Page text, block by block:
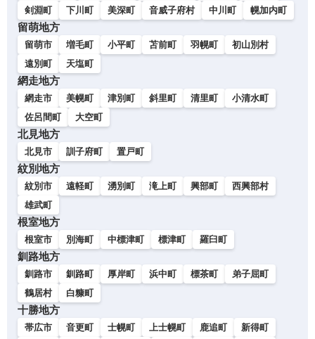
剣淵町
下川町 美深町 音威子府村 中川町 幌加内町
留萌地方
留萌市 増毛町 小平町 苫前町 羽幌町
初山別村
遠別町
天塩町
網走地方
網走市 美幌町 津別町 斜里町 清里町
小清水町
佐呂間町
大空町
北見地方
北見市 訓子府町 置戸町
紋別地方
紋別市 遠軽町 湧別町 滝上町 興部町
西興部村
雄武町
根室地方
根室市 別海町 中標津町 標津町 羅臼町
釧路地方
釧路市 釧路町 厚岸町 浜中町 標茶町
弟子屈町
鶴居村
白糠町
十勝地方
帯広市 音更町 士幌町 上士幌町 鹿追町
新得町